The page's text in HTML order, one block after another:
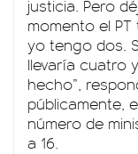
justicia. Pero
momento el
yo tengo dos.
llevaría cuatro
hecho”,
públicamente,
número de
a 16.